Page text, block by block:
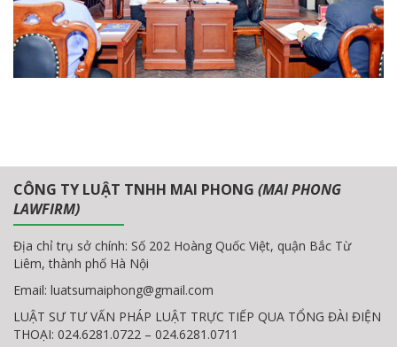
CÔNG TY LUẬT TNHH MAI PHONG (MAI PHONG
LAWFIRM)
Địa chỉ trụ sở chính: Số 202 Hoàng Quốc Việt, quận Bắc Từ
Liêm, thành phố Hà Nội
Email: luatsumaiphong@gmail.com
LUẬT SƯ TƯ VẤN PHÁP LUẬT TRỰC TIẾP QUA TỔNG ĐÀI ĐIỆN
THOẠI: 024.6281.0722 – 024.6281.0711